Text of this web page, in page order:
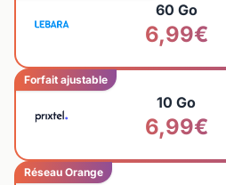
60 Go
6,99€
Forfait ajustable
10 Go
6,99€
Réseau Orange